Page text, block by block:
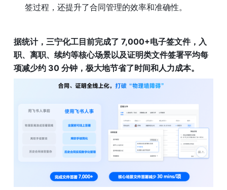
签过程，还提升了合同管理的效率和准确性。
据统计，三宁化工目前完成了 7,000+电子签文件，入
职、离职、续约等核心场景以及证明类文件签署平均每
项减少约 30 分钟，极大地节省了时间和人力成本。